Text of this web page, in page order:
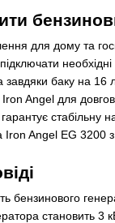
для дому та
баку на 16
Angel для
стабільну
бензинового
становить 3